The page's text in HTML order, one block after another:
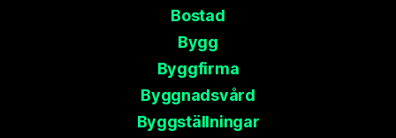
Bostad
Bygg
Byggfirma
Byggnadsvård
Byggställningar